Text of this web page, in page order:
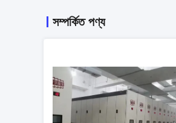
সম্পর্কিত পণ্য